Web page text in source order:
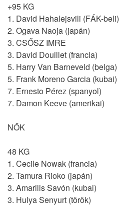
+95 KG
1. David Hahalejsvili (FÁK-beli)
2. Ogava Naoja (japán)
3. CSŐSZ IMRE
3. David Douillet (francia)
5. Harry Van Barneveld (belga)
5. Frank Moreno Garcia (kubai)
7. Ernesto Pérez (spanyol)
7. Damon Keeve (amerikai)
NŐK
48 KG
1. Cecile Nowak (francia)
2. Tamura Rioko (japán)
3. Amarilis Savón (kubai)
3. Hulya Senyurt (török)